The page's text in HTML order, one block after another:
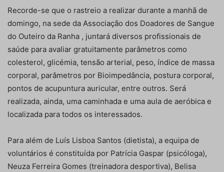
Recorde-se que o rastreio a realizar durante a manhã de
domingo, na sede da Associação dos Doadores de Sangue
do Outeiro da Ranha , juntará diversos profissionais de
saúde para avaliar gratuitamente parâmetros como
colesterol, glicémia, tensão arterial, peso, índice de massa
corporal, parâmetros por Bioimpedância, postura corporal,
pontos de acupuntura auricular, entre outros. Será
realizada, ainda, uma caminhada e uma aula de aeróbica e
localizada para todos os interessados.
Para além de Luís Lisboa Santos (dietista), a equipa de
voluntários é constituída por Patrícia Gaspar (psicóloga),
Neuza Ferreira Gomes (treinadora desportiva), Belisa